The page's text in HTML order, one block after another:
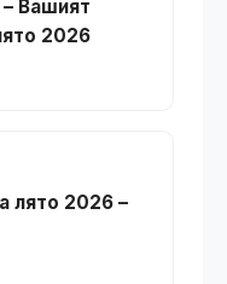
Вашият
2026
лято 2026 –